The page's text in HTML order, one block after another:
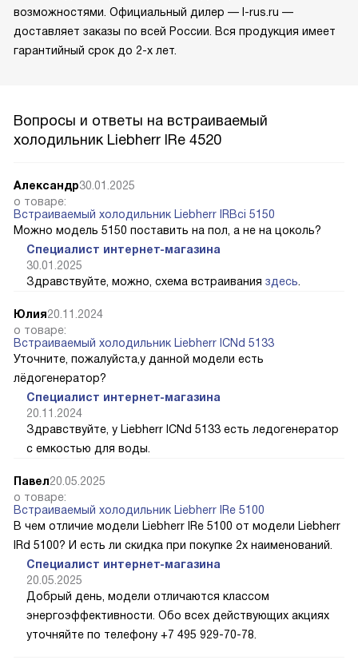
возможностями. Официальный дилер — l-rus.ru —
доставляет заказы по всей России. Вся продукция имеет
гарантийный срок до 2-х лет.
Вопросы и ответы на встраиваемый
холодильник Liebherr IRe 4520
Александр30.01.2025
о товаре:
Встраиваемый холодильник Liebherr IRBci 5150
Можно модель 5150 поставить на пол, а не на цоколь?
Специалист интернет-магазина
30.01.2025
Здравствуйте, можно, схема встраивания здесь
Юлия20.11.2024
о товаре:
Встраиваемый холодильник Liebherr ICNd 5133
Уточните, пожалуйста,у данной модели есть
лёдогенератор?
Специалист интернет-магазина
20.11.2024
Здравствуйте, у Liebherr ICNd 5133 есть ледогенератор
с емкостью для воды.
Павел20.05.2025
о товаре:
Встраиваемый холодильник Liebherr IRe 5100
В чем отличие модели Liebherr IRe 5100 от модели Liebherr
IRd 5100? И есть ли скидка при покупке 2х наименований.
Специалист интернет-магазина
20.05.2025
Добрый день, модели отличаются классом
энергоэффективности. Обо всех действующих акциях
уточняйте по телефону +7 495 929-70-78.